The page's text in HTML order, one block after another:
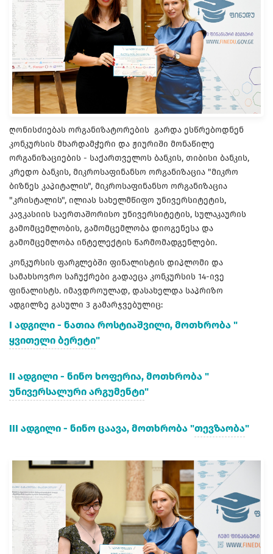
ღონისძიებას ორგანიზატორების გარდა ესწრებოდნენ
კონკურსის მხარდამჭერი და ჟიურიში მონაწილე
ორგანიზაციების - საქართველოს ბანკის, თიბისი ბანკის,
კრედო ბანკის, მიკროსაფინანსო ორგანიზაცია "მიკრო
ბიზნეს კაპიტალის", მიკროსაფინანსო ორგანიზაცია
"კრისტალის", ილიას სახელმწიფო უნივერსიტეტის,
კავკასიის საერთაშორისო უნივერსიტეტის, სულაკაურის
გამომცემლობის, გამომცემლობა დიოგენესა და
გამომცემლობა ინტელექტის წარმომადგენლები.
კონკურსის ფარგლებში ფინალისტის დიპლომი და
სამახსოვრო საჩუქრები გადაეცა კონკურსის 14-ივე
ფინალისტს. იმავდროულად, დასახელდა საპრიზო
ადგილზე გასული 3 გამარჯვებულიც:
I ადგილი - ნათია როსტიაშვილი, მოთხრობა "
ყვითელი ბერეტი"
II ადგილი - ნინო ხოფერია, მოთხრობა "
უნივერსალური არგუმენტი"
III ადგილი - ნინო ცაავა, მოთხრობა "თევზაობა"